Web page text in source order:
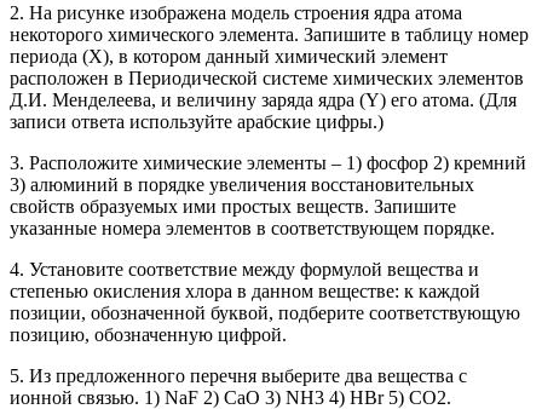
2. На рисунке изображена модель строения ядра атома
некоторого химического элемента. Запишите в таблицу номер
периода (X), в котором данный химический элемент
расположен в Периодической системе химических элементов
Д.И. Менделеева, и величину заряда ядра (Y) его атома. (Для
записи ответа используйте арабские цифры.)
3. Расположите химические элементы – 1) фосфор 2) кремний
3) алюминий в порядке увеличения восстановительных
свойств образуемых ими простых веществ. Запишите
указанные номера элементов в соответствующем порядке.
4. Установите соответствие между формулой вещества и
степенью окисления хлора в данном веществе: к каждой
позиции, обозначенной буквой, подберите соответствующую
позицию, обозначенную цифрой.
5. Из предложенного перечня выберите два вещества с
ионной связью. 1) NaF 2) CaO 3) NH3 4) HBr 5) CO2.